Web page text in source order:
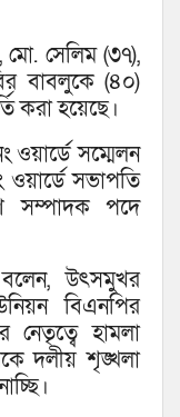
সেলিম (৩৭),
বাবলুকে (৪০)
করা হয়েছে।
ওয়ার্ডে সম্মেলন
সভাপতি
সম্পাদক পদে
উৎসমুখর
বিএনপির
হামলা
দলীয় শৃঙ্খলা